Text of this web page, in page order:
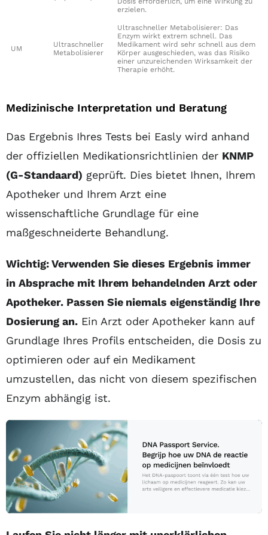
erzielen.
UM
Ultraschneller
Metabolisierer
Ultraschneller Metabolisierer: Das
Enzym wirkt extrem schnell. Das
Medikament wird sehr schnell aus dem
Körper ausgeschieden, was das Risiko
einer unzureichenden Wirksamkeit der
Therapie erhöht.
Medizinische Interpretation und Beratung
Das Ergebnis Ihres Tests bei Easly wird anhand
der offiziellen Medikationsrichtlinien der KNMP
(G-Standaard) geprüft. Dies bietet Ihnen, Ihrem
Apotheker und Ihrem Arzt eine
wissenschaftliche Grundlage für eine
maßgeschneiderte Behandlung.
Wichtig: Verwenden Sie dieses Ergebnis immer
in Absprache mit Ihrem behandelnden Arzt oder
Apotheker. Passen Sie niemals eigenständig Ihre
Dosierung an.Ein Arzt oder Apotheker kann auf
Grundlage Ihres Profils entscheiden, die Dosis zu
optimieren oder auf ein Medikament
umzustellen, das nicht von diesem spezifischen
Enzym abhängig ist.